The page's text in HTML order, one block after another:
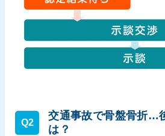
Q2
交通事故で骨盤骨折…
は？